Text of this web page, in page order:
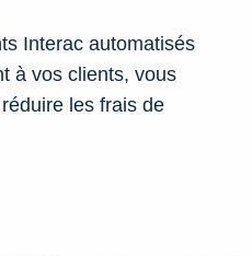
Interac automatisés
à vos clients, vous
les frais de